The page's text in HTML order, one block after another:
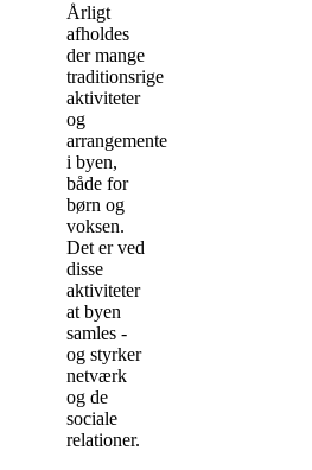
Årligt
afholdes
der mange
traditionsrige
aktiviteter
og
arrangementer
i byen,
både for
børn og
voksen.
Det er ved
disse
aktiviteter
at byen
samles -
og styrker
netværk
og de
sociale
relationer.